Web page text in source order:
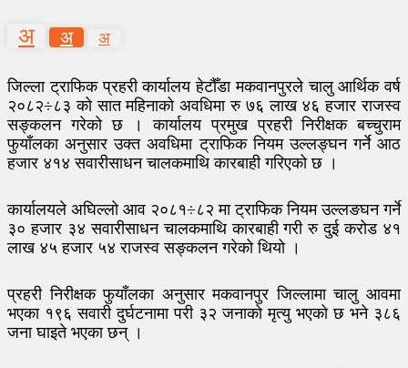
अ अ अ
जिल्ला ट्राफिक प्रहरी कार्यालय हेटौँडा मकवानपुरले चालु आर्थिक वर्ष
२०८२÷८३ को सात महिनाको अवधिमा रु ७६ लाख ४६ हजार राजस्व
सङ्कलन गरेको छ । कार्यालय प्रमुख प्रहरी निरीक्षक बच्चुराम
फुयाँलका अनुसार उक्त अवधिमा ट्राफिक नियम उल्लङ्घन गर्ने आठ
हजार ४१४ सवारीसाधन चालकमाथि कारबाही गरिएको छ ।
कार्यालयले अघिल्लो आव २०८१÷८२ मा ट्राफिक नियम उल्लङघन गर्ने
३० हजार ३४ सवारीसाधन चालकमाथि कारबाही गरी रु दुई करोड ४१
लाख ४५ हजार ५४ राजस्व सङ्कलन गरेको थियो ।
प्रहरी निरीक्षक फुयाँलका अनुसार मकवानपुर जिल्लामा चालु आवमा
भएका १९६ सवारी दुर्घटनामा परी ३२ जनाको मृत्यु भएको छ भने ३८६
जना घाइते भएका छन् ।